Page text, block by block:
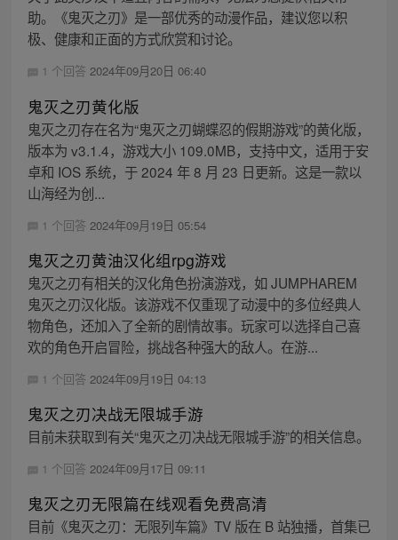
助。《鬼灭之刃》是一部优秀的动漫作品，建议您以积
极、健康和正面的方式欣赏和讨论。
1 个回答 2024年09月20日 06:40
鬼灭之刃黄化版
鬼灭之刃存在名为“鬼灭之刃蝴蝶忍的假期游戏”的黄化版，
版本为 v3.1.4，游戏大小 109.0MB，支持中文，适用于安
卓和 IOS 系统，于 2024 年 8 月 23 日更新。这是一款以
山海经为创...
1 个回答 2024年09月19日 05:54
鬼灭之刃黄油汉化组rpg游戏
鬼灭之刃有相关的汉化角色扮演游戏，如 JUMPHAREM
鬼灭之刃汉化版。该游戏不仅重现了动漫中的多位经典人
物角色，还加入了全新的剧情故事。玩家可以选择自己喜
欢的角色开启冒险，挑战各种强大的敌人。在游...
1 个回答 2024年09月19日 04:13
鬼灭之刃决战无限城手游
目前未获取到有关“鬼灭之刃决战无限城手游”的相关信息。
1 个回答 2024年09月17日 09:11
鬼灭之刃无限篇在线观看免费高清
目前《鬼灭之刃：无限列车篇》TV 版在 B 站独播，首集已